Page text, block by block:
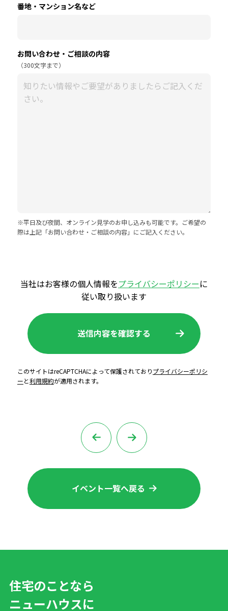
番地・マンション名など
お問い合わせ・ ご相談の内容
（300文字まで）
※平日及び夜間、オンライン見学のお申し込みも可能です。ご希望の
際は上記「お問い合わせ・ご相談の内容」にご記入ください。
当社はお客様の個人情報をプライバシーポリシーに
従い取り扱います
このサイトはreCAPTCHAによって保護されておりプライバシーポリシ
ーと利用規約が適用されます。
イベント一覧へ戻る
住宅のことなら
ニューハウスに